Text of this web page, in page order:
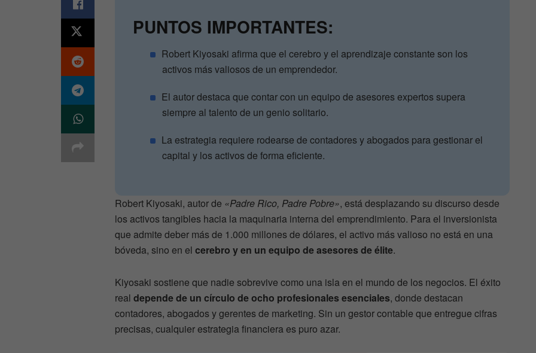
PUNTOS IMPORTANTES:
Robert Kiyosaki afirma que el cerebro y el aprendizaje constante son los
activos más valiosos de un emprendedor.
El autor destaca que contar con un equipo de asesores expertos supera
siempre al talento de un genio solitario.
La estrategia requiere rodearse de contadores y abogados para gestionar el
capital y los activos de forma eficiente.
Robert Kiyosaki, autor de «Padre Rico, Padre Pobre», está desplazando su discurso desde
los activos tangibles hacia la maquinaria interna del emprendimiento. Para el inversionista
que admite deber más de 1.000 millones de dólares, el activo más valioso no está en una
bóveda, sino en el cerebro y en un equipo de asesores de élite.
Kiyosaki sostiene que nadie sobrevive como una isla en el mundo de los negocios. El éxito
real depende de un círculo de ocho profesionales esenciales, donde destacan
contadores, abogados y gerentes de marketing. Sin un gestor contable que entregue cifras
precisas, cualquier estrategia financiera es puro azar.